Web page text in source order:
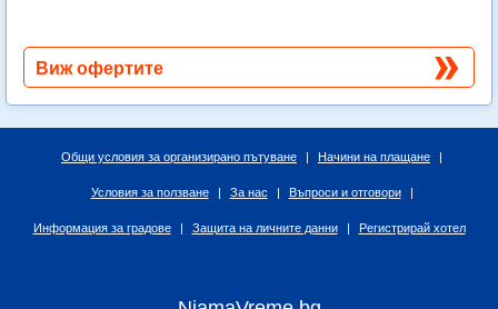
Виж офертите
Общи условия за организирано пътуване | Начини на плащане |
Условия за ползване | За нас | Въпроси и отговори |
Информация за градове | Защита на личните данни | Регистрирай хотел